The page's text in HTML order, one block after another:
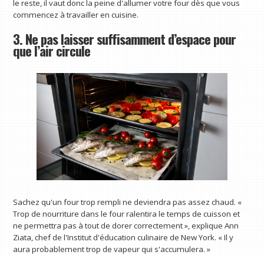
le reste, il vaut donc la peine d'allumer votre four dès que vous
commencez à travailler en cuisine.
3. Ne pas laisser suffisamment d’espace pour
que l’air circule
Sachez qu'un four trop rempli ne deviendra pas assez chaud. «
Trop de nourriture dans le four ralentira le temps de cuisson et
ne permettra pas à tout de dorer correctement », explique Ann
Ziata, chef de l'Institut d'éducation culinaire de New York. « Il y
aura probablement trop de vapeur qui s'accumulera. »